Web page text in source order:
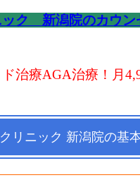
ク 新潟院のカウン
治療AGA治療！月
リニック 新潟院の基